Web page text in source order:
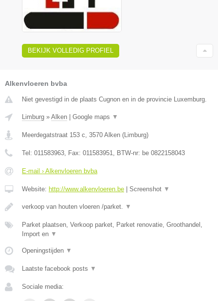
BEKIJK VOLLEDIG PROFIEL
Alkenvloeren bvba
Niet gevestigd in de plaats Cugnon en in de provincie Luxemburg.
Limburg » Alken Google maps ▼
Meerdegatstraat 153 c, 3570 Alken (Limburg)
Tel: 011583963, Fax: 011583951, BTW-nr: be 0822158043
E-mail › Alkenvloeren bvba
Website: http://www.alkenvloeren.be Screenshot ▼
verkoop van houten vloeren /parket. ▼
Parket plaatsen, Verkoop parket, Parket renovatie, Groothandel,
Import en ▼
Openingstijden ▼
Laatste facebook posts ▼
Sociale media: